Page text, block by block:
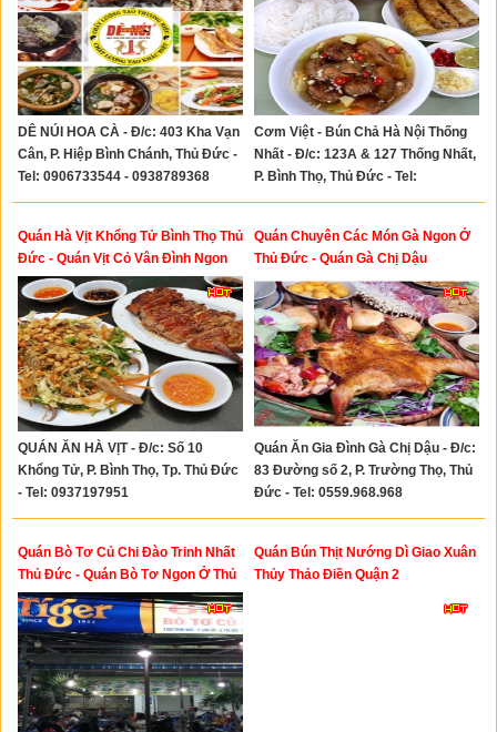
DÊ NÚI HOA CÀ - Đ/c: 403 Kha Vạn
Cân, P. Hiệp Bình Chánh, Thủ Đức -
Tel: 0906733544 - 0938789368
Cơm Việt - Bún Chả Hà Nội Thống
Nhất - Đ/c: 123A & 127 Thống Nhất,
P. Bình Thọ, Thủ Đức - Tel:
0943720925 - 0913032474 -
Quán Hà Vịt Khổng Tử Bình Thọ Thủ
Đức - Quán Vịt Cỏ Vân Đình Ngon
Thủ Đức
QUÁN ĂN HÀ VỊT - Đ/c: Số 10
Khổng Tử, P. Bình Thọ, Tp. Thủ Đức
- Tel: 0937197951
Quán Chuyên Các Món Gà Ngon Ở
Thủ Đức - Quán Gà Chị Dậu
Quán Ăn Gia Đình Gà Chị Dậu - Đ/c:
83 Đường số 2, P. Trường Thọ, Thủ
Đức - Tel: 0559.968.968
Quán Bò Tơ Củ Chi Đào Trinh Nhất
Thủ Đức - Quán Bò Tơ Ngon Ở Thủ
Đức
Quán Bún Thịt Nướng Dì Giao Xuân
Thủy Thảo Điền Quận 2